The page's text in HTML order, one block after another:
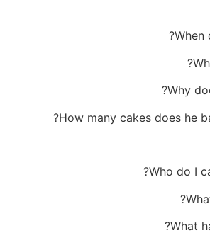
Why
How many cakes does he
Who do I
What